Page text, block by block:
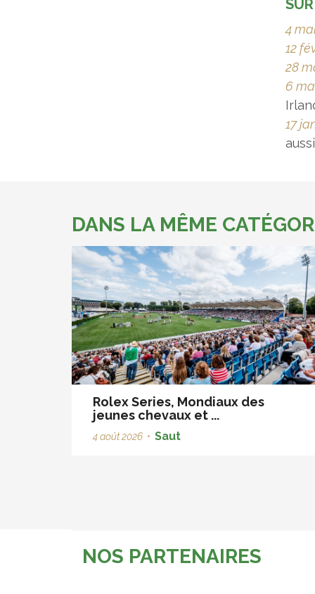
4
12
28
6
17
DANS LA MÊME
Rolex Series, Mondiaux des
jeunes chevaux et ...
4 août 2026 • Saut
NOS PARTENAIRES